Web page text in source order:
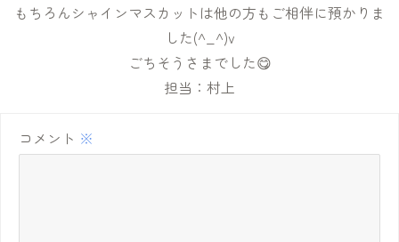
もちろんシャインマスカットは他の方もご相伴に預かりま
した(^_^)v
ごちそうさまでした😋
担当：村上
コメント ※